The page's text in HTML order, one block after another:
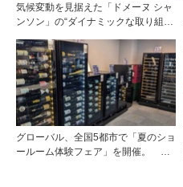
気候変動を見据えた「ドメーヌ シャ
ンソン」の“ダイナミックな取り組
グローバル、全国5都市で「夏のショ
ールーム体験フェア」を開催。 ワ